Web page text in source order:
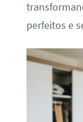
perfeitos e